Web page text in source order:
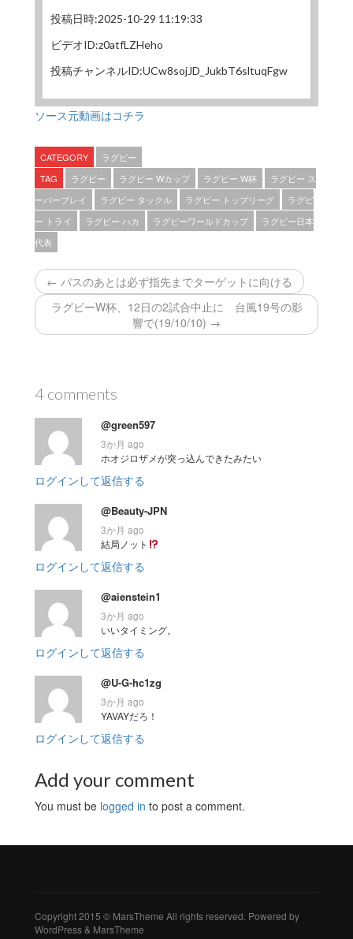
投稿日時:2025-10-29 11:19:33
ビデオID:z0atfLZHeho
投稿チャンネルID:UCw8sojJD_JukbT6sltuqFgw
ソース元動画はコチラ
CATEGORY
ラグビー
TAG
ラグビー ラグビー Wカップ ラグビー W杯
ラグビー ス
ーパープレイ
ラグビー タックル ラグビー トップリーグ
ラグビ
ー トライ
ラグビー ハカ ラグビーワールドカップ
ラグビー日本
代表
← パスのあとは必ず指先までターゲットに向ける
ラグビーW杯、12日の2試合中止に 台風19号の影
響で(19/10/10) →
4 comments
@green597
3か月 ago
ホオジロザメが突っ込んできたみたい
ログインして返信する
@Beauty-JPN
3か月 ago
結局ノット
ログインして返信する
@aienstein1
3か月 ago
いいタイミング。
ログインして返信する
@U-G-hc1zg
3か月 ago
YAVAYだろ！
ログインして返信する
Add your comment
You must be logged in to post a comment.
Copyright 2015 © MarsTheme All rights reserved. Powered by
WordPress & MarsTheme